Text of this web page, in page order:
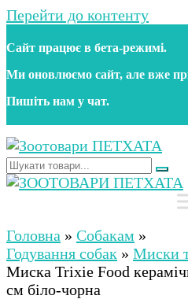
Перейти до контенту
Сайт працює в бета‑режимі.
Ми оновлюємо сайт, але вже
Пишіть нам у чат.
Зоотовари ПЕТХАТА
Зоомагазин для собак та
аксесуари та догляд за
Зоомагазин для собак та
аксесуари та догляд за
Україні
Головна » Собакам »
Годування собак » Миски
Миска Trixie Food
см біло-чорна